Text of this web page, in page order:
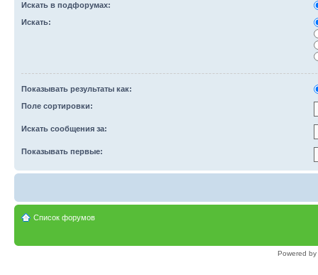
Искать в подфорумах:
Искать:
Показывать результаты как:
Поле сортировки:
Искать сообщения за:
Показывать первые:
Список форумов
Powered by